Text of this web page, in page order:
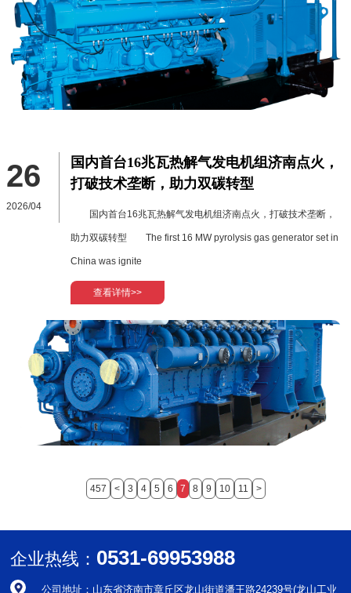
26
2026/04
国内首台16兆瓦热解气发电机组济南点火，
打破技术垄断，助力双碳转型
国内首台16兆瓦热解气发电机组济南点火，打破技术垄断，
助力双碳转型 The first 16 MW pyrolysis gas generator set in
China was ignite
查看详情>>
457 < 3 4 5 6 7 8 9 10 11 >
企业热线： 0531-69953988
公司地址：山东省济南市章丘区龙山街道潘王路24239号(龙山工业